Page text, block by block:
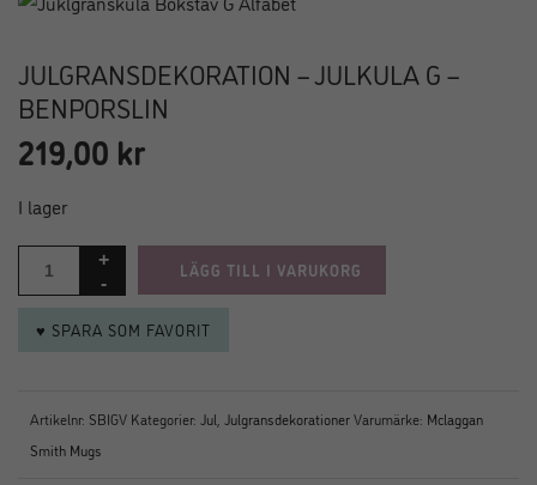
JULGRANSDEKORATION – JULKULA G –
BENPORSLIN
219,00 kr
I lager
LÄGG TILL I VARUKORG
♥ SPARA SOM FAVORIT
Artikelnr: SBIGV Kategorier: Jul JulgransdekorationerVarumärke: Mclaggan
Smith Mugs